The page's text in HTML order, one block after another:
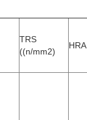
TRS
((n/mm2)
HRA